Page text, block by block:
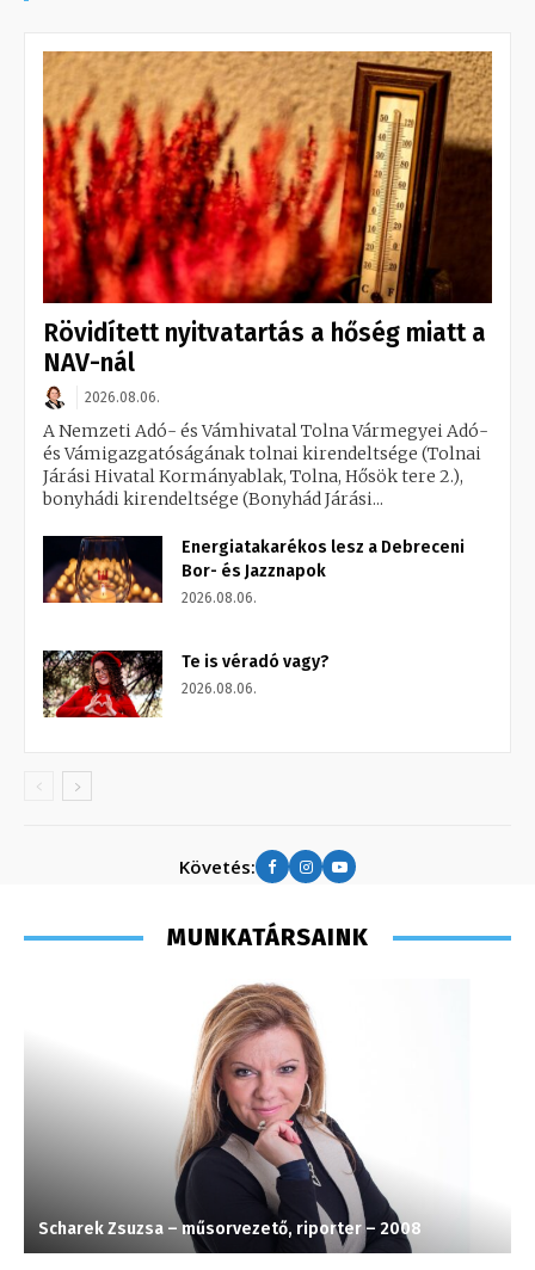
Rövidített nyitvatartás a hőség miatt a
NAV-nál
2026.08.06.
A Nemzeti Adó- és Vámhivatal Tolna Vármegyei Adó-
és Vámigazgatóságának tolnai kirendeltsége (Tolnai
Járási Hivatal Kormányablak, Tolna, Hősök tere 2.),
bonyhádi kirendeltsége (Bonyhád Járási...
Energiatakarékos lesz a Debreceni
Bor- és Jazznapok
2026.08.06.
Te is véradó vagy?
2026.08.06.
Követés:
MUNKATÁRSAINK
Scharek Zsuzsa – műsorvezető, riporter – 2008